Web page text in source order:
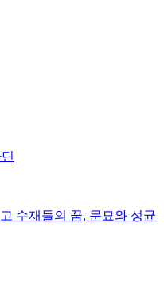
수재들의 꿈, 문묘와 성균